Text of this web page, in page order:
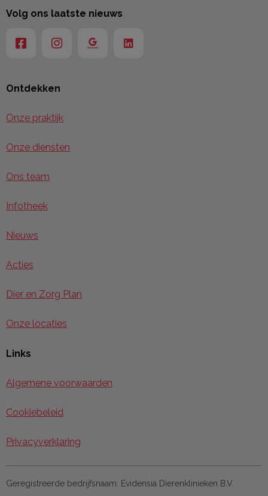
Ontdekken
Onze praktijk
Onze diensten
Ons team
Infotheek
Nieuws
Acties
Dier en Zorg Plan
Onze locaties
Links
Algemene voorwaarden
Cookiebeleid
Privacyverklaring
Volg ons laatste nieuws
Geregistreerde bedrijfsnaam: Evidensia Dierenklinieken B.V.